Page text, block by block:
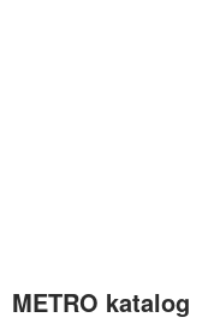
METRO katalog